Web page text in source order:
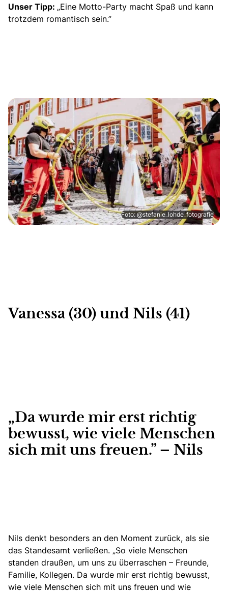
Unser Tipp: „Eine Motto-Party macht Spaß und kann
trotzdem romantisch sein.”
Foto: @stefanie_lohde_fotografie
Vanessa (30) und Nils (41)
„Da wurde mir erst richtig
bewusst, wie viele Menschen
sich mit uns freuen.” – Nils
Nils denkt besonders an den Moment zurück, als sie
das Standesamt verließen. „So viele Menschen
standen draußen, um uns zu überraschen – Freunde,
Familie, Kollegen. Da wurde mir erst richtig bewusst,
wie viele Menschen sich mit uns freuen und wie